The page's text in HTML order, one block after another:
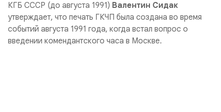
КГБ СССР (до августа 1991) Валентин Сидак
утверждает, что печать ГКЧП была создана во время
событий августа 1991 года, когда встал вопрос о
введении комендантского часа в Москве.